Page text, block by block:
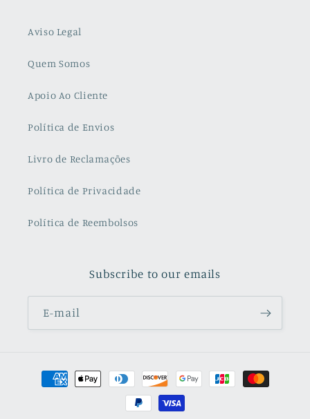
Aviso Legal
Quem Somos
Apoio Ao Cliente
Política de Envios
Livro de Reclamações
Política de Privacidade
Política de Reembolsos
Subscribe to our emails
E-mail
Métodos